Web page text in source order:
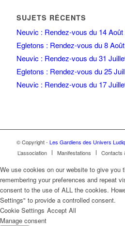
SUJETS RÉCENTS
Neuvic : Rendez-vous du 14 Août
Egletons : Rendez-vous du 8
Neuvic : Rendez-vous du 31
Egletons : Rendez-vous du 25
Neuvic : Rendez-vous du 17
© Copyright - Les Gardiens des Univers
L’association
Manifestations Contacts
We use cookies on our website to give you
remembering your preferences and repeat
consent to the use of ALL the cookies.
Settings" to provide a controlled consent.
Cookie Settings Accept All
Manage consent